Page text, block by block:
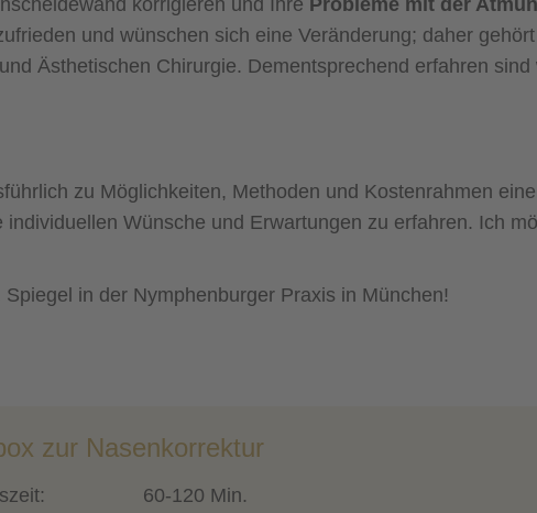
und wünschen sich eine Veränderung; daher
Ästhetischen Chirurgie. Dementsprechend erfahren sind
zu Möglichkeiten, Methoden und Kostenrahmen
Wünsche und Erwartungen zu erfahren. Ich
in der Nymphenburger Praxis in München!
zur Nasenkorrektur
60-120 Min.